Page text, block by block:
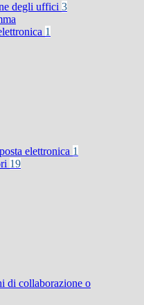
degli uffici 3
1
elettronica 1
19
di collaborazione o